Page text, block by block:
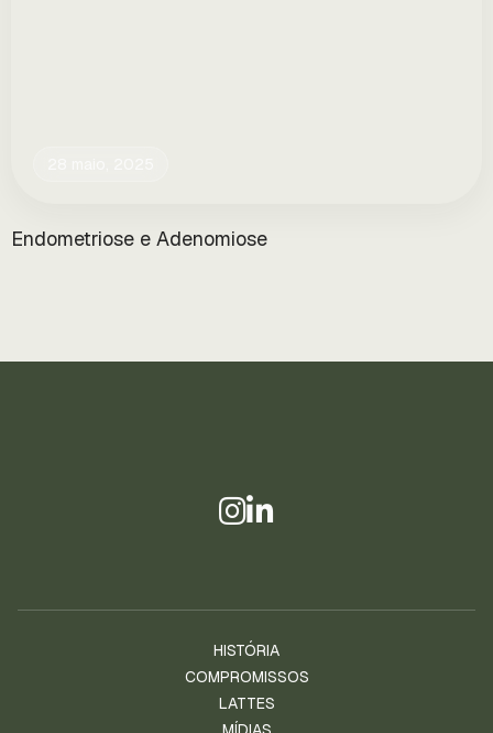
Endometriose e Adenomiose
HISTÓRIA
COMPROMISSOS
LATTES